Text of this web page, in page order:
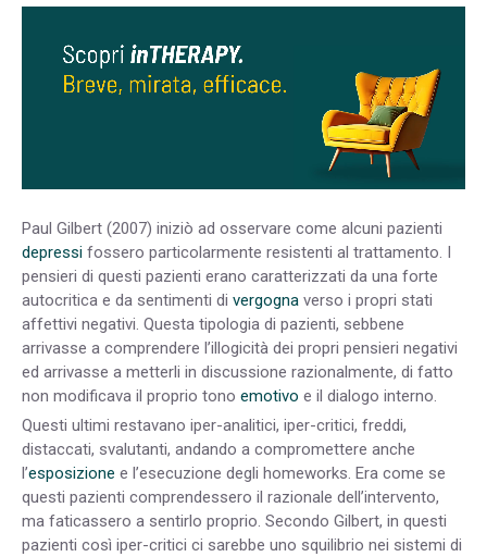
Paul Gilbert (2007) iniziò ad osservare come alcuni pazienti
depressi fossero particolarmente resistenti al trattamento. I
pensieri di questi pazienti erano caratterizzati da una forte
autocritica e da sentimenti di vergogna verso i propri stati
affettivi negativi. Questa tipologia di pazienti, sebbene
arrivasse a comprendere l’illogicità dei propri pensieri negativi
ed arrivasse a metterli in discussione razionalmente, di fatto
non modificava il proprio tono emotivo e il dialogo interno.
Questi ultimi restavano iper-analitici, iper-critici, freddi,
distaccati, svalutanti, andando a compromettere anche
l’esposizione e l’esecuzione degli homeworks. Era come se
questi pazienti comprendessero il razionale dell’intervento,
ma faticassero a sentirlo proprio. Secondo Gilbert, in questi
pazienti così iper-critici ci sarebbe uno squilibrio nei sistemi di